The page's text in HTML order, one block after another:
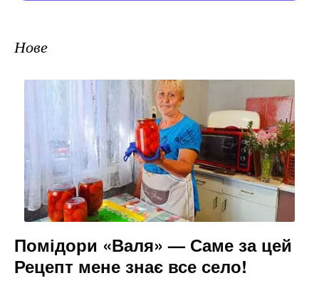
Нове
Помідори «Валя» — Саме за цей
Рецепт мене знає все село!